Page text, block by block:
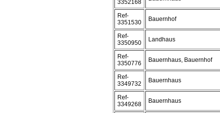
3352168
Ref-
3351530
Bauernhof
Ref-
3350950
Landhaus
Ref-
3350776
Bauernhaus, Bauernhof
Ref-
3349732
Bauernhaus
Ref-
3349268
Bauernhaus